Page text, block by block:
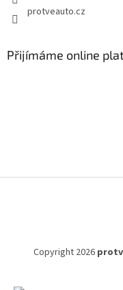
protveauto.cz
Přijímáme online
Copyright 2026